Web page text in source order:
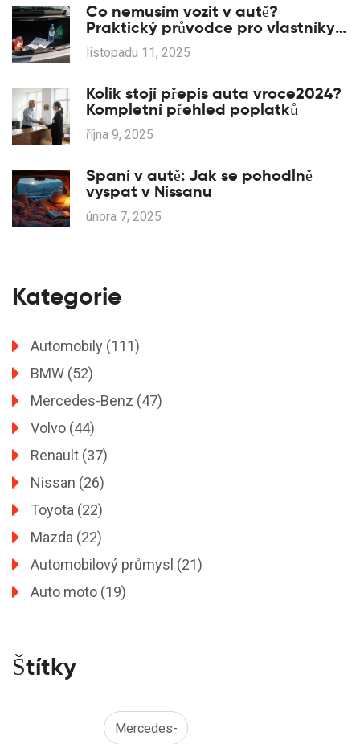
Co nemusím vozit v autě?
Praktický průvodce pro vlastníky
Toyoty
listopadu 11, 2025
Kolik stojí přepis auta vroce2024?
Kompletní přehled poplatků
října 9, 2025
Spaní v autě: Jak se pohodlně
vyspat v Nissanu
února 7, 2025
Kategorie
Automobily (111)
BMW (52)
Mercedes-Benz (47)
Volvo (44)
Renault (37)
Nissan (26)
Toyota (22)
Mazda (22)
Automobilový průmysl (21)
Auto moto (19)
Štítky
Mercedes-